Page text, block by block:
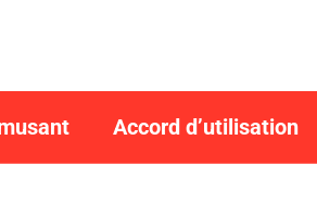
Accord d’utilisation